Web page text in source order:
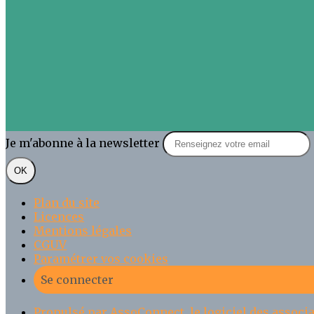
Je m'abonne à la newsletter
OK
Plan du site
Licences
Mentions légales
CGUV
Paramétrer vos cookies
Se connecter